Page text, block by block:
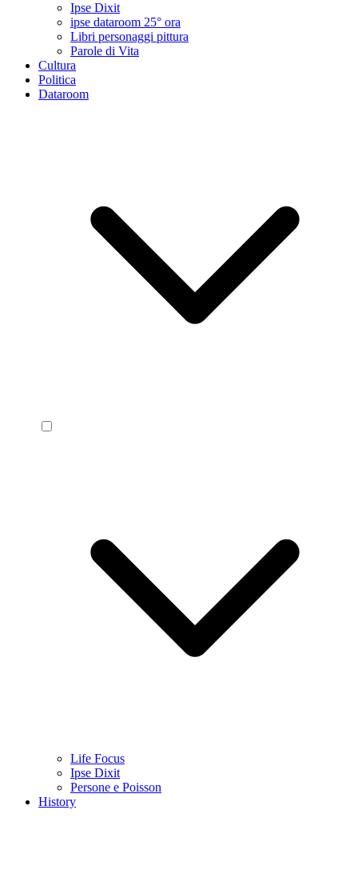
Ipse Dixit
ipse dataroom 25° ora
Libri personaggi pittura
Parole di Vita
Cultura
Politica
Dataroom
Life Focus
Ipse Dixit
Persone e Poisson
History